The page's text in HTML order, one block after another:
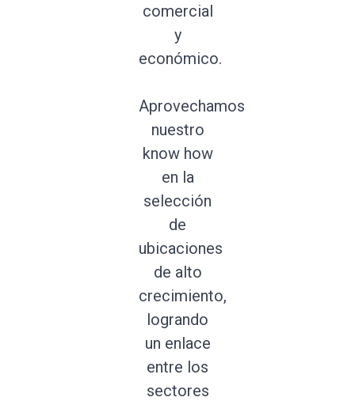
comercial
y
económico.
Aprovechamos
nuestro
know how
en la
selección
de
ubicaciones
de alto
crecimiento,
logrando
un enlace
entre los
sectores